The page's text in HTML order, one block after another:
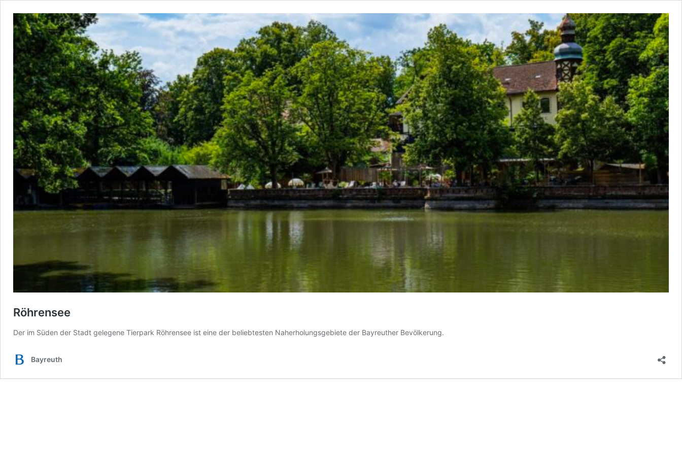
Röhrensee
Der im Süden der Stadt gelegene Tierpark Röhrensee ist eine der beliebtesten Naherholungsgebiete der Bayreuther Bevölkerung.
Bayreuth